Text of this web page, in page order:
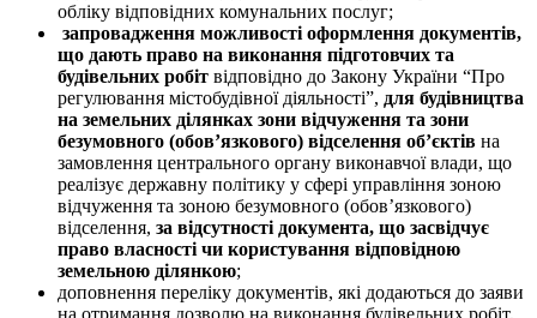
обліку відповідних комунальних послуг;
запровадження можливості оформлення документів,
що дають право на виконання підготовчих та
будівельних робіт відповідно до Закону України “Про
регулювання містобудівної діяльності”, для будівництва
на земельних ділянках зони відчуження та зони
безумовного (обов’язкового) відселення об’єктів на
замовлення центрального органу виконавчої влади, що
реалізує державну політику у сфері управління зоною
відчуження та зоною безумовного (обов’язкового)
відселення, за відсутності документа, що засвідчує
право власності чи користування відповідною
земельною ділянкою;
доповнення переліку документів, які додаються до заяви
на отримання дозволю на виконання будівельних робіт,